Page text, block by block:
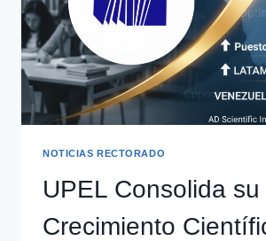
NOTICIAS RECTORADO
UPEL Consolida su
Crecimiento